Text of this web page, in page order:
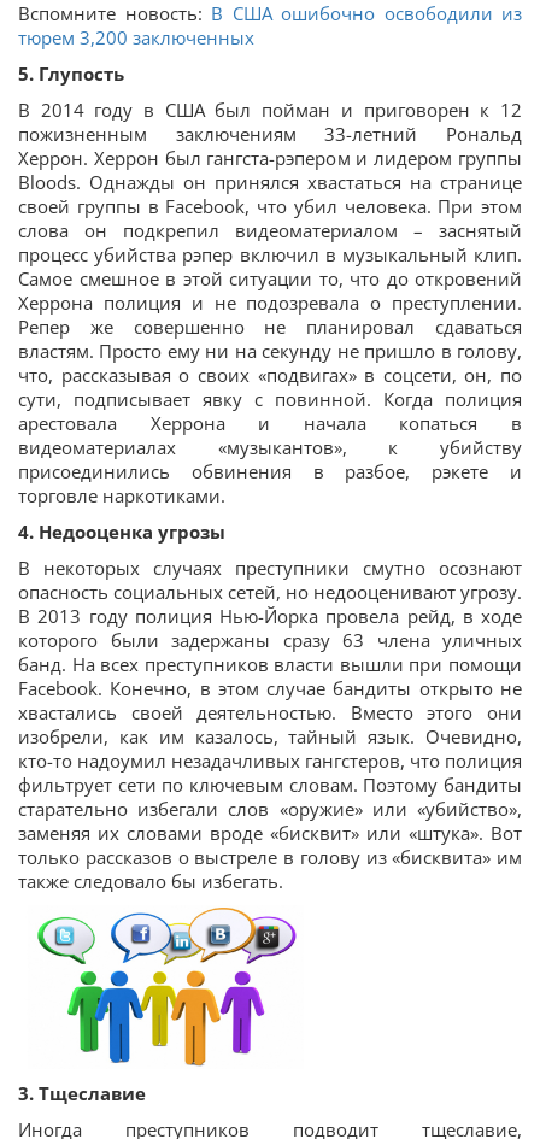
Вспомните новость: В США ошибочно освободили из
тюрем 3,200 заключенных
5. Глупость
В 2014 году в США был пойман и приговорен к 12
пожизненным заключениям 33-летний Рональд
Херрон. Херрон был гангста-рэпером и лидером группы
Bloods. Однажды он принялся хвастаться на странице
своей группы в Facebook, что убил человека. При этом
слова он подкрепил видеоматериалом – заснятый
процесс убийства рэпер включил в музыкальный клип.
Самое смешное в этой ситуации то, что до откровений
Херрона полиция и не подозревала о преступлении.
Репер же совершенно не планировал сдаваться
властям. Просто ему ни на секунду не пришло в голову,
что, рассказывая о своих «подвигах» в соцсети, он, по
сути, подписывает явку с повинной. Когда полиция
арестовала Херрона и начала копаться в
видеоматериалах «музыкантов», к убийству
присоединились обвинения в разбое, рэкете и
торговле наркотиками.
4. Недооценка угрозы
В некоторых случаях преступники смутно осознают
опасность социальных сетей, но недооценивают угрозу.
В 2013 году полиция Нью-Йорка провела рейд, в ходе
которого были задержаны сразу 63 члена уличных
банд. На всех преступников власти вышли при помощи
Facebook. Конечно, в этом случае бандиты открыто не
хвастались своей деятельностью. Вместо этого они
изобрели, как им казалось, тайный язык. Очевидно,
кто-то надоумил незадачливых гангстеров, что полиция
фильтрует сети по ключевым словам. Поэтому бандиты
старательно избегали слов «оружие» или «убийство»,
заменяя их словами вроде «бисквит» или «штука». Вот
только рассказов о выстреле в голову из «бисквита» им
также следовало бы избегать.
3. Тщеславие
Иногда преступников подводит тщеславие,